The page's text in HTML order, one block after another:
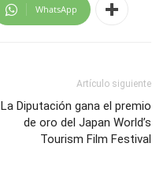
WhatsApp
Artículo siguiente
La Diputación gana el premio
de oro del Japan World’s
Tourism Film Festival